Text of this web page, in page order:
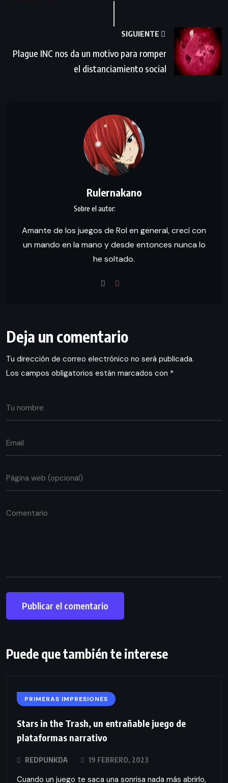
SIGUIENTE
Plague INC nos da un motivo para romper
el distanciamiento social
Rulernakano
Amante de los juegos de Rol en general, crecí con
un mando en la mano y desde entonces nunca lo
he soltado.
Deja un comentario
Tu dirección de correo electrónico no será publicada.
Los campos obligatorios están marcados con *
Puede que también te interese
PRIMERAS IMPRESIONES
Stars in the Trash, un entrañable juego de
plataformas narrativo
REDPUNKDA 19 FEBRERO, 2023
Cuando un juego te saca una sonrisa nada más abrirlo,